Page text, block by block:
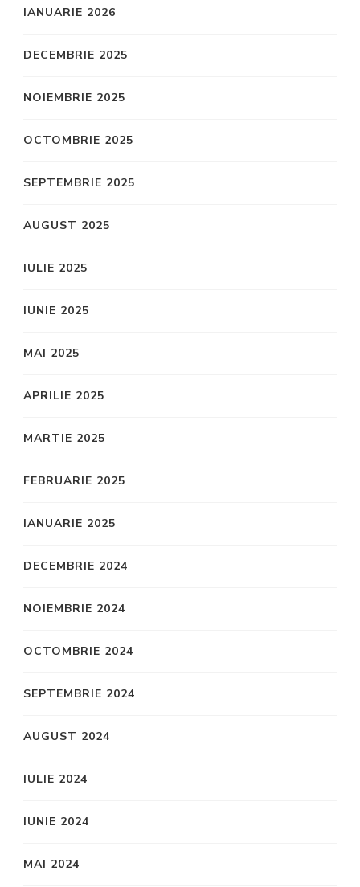
IANUARIE 2026
DECEMBRIE 2025
NOIEMBRIE 2025
OCTOMBRIE 2025
SEPTEMBRIE 2025
AUGUST 2025
IULIE 2025
IUNIE 2025
MAI 2025
APRILIE 2025
MARTIE 2025
FEBRUARIE 2025
IANUARIE 2025
DECEMBRIE 2024
NOIEMBRIE 2024
OCTOMBRIE 2024
SEPTEMBRIE 2024
AUGUST 2024
IULIE 2024
IUNIE 2024
MAI 2024